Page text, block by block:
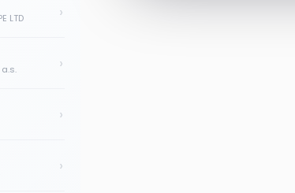
LTD ›
a.s. ›
›
›